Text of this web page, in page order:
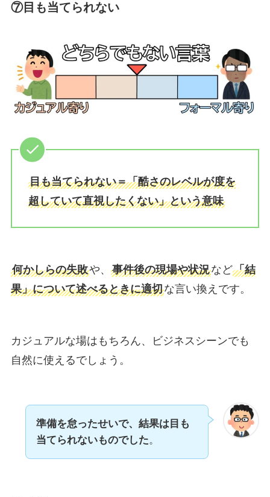
⑦目も当てられない
目も当てられない＝「酷さのレベルが度を
超していて直視したくない」という意味
何かしらの失敗や、 事件後の現場や状況など「結
果」について述べるときに適切な言い換えです。
カジュアルな場はもちろん、ビジネスシーンでも
自然に使えるでしょう。
準備を怠ったせいで、結果は目も
当てられないものでした。